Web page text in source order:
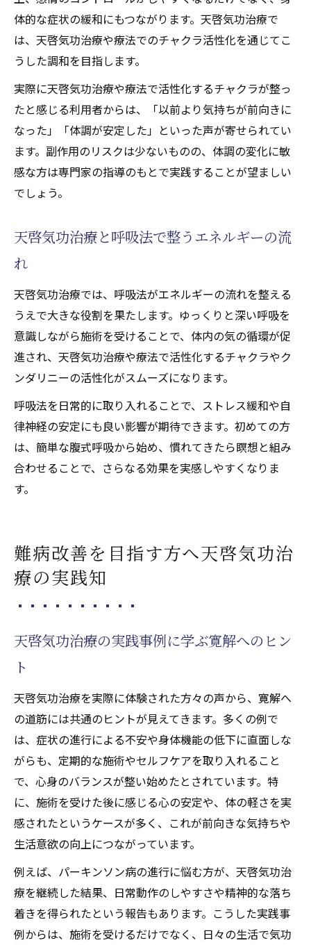
体的な症状の緩和にもつながります。天啓気功治療で
は、天啓気功治療や療法でのチャクラ活性化を通じてこ
うした調和を目指します。
実際に天啓気功治療や療法で活性化するチャクラが整っ
たと感じる利用者からは、「以前より気持ちが前向きに
なった」「体調が安定した」といった声が寄せられてい
ます。副作用のリスクは少ないものの、体調の変化に敏
感な方は専門家の指導のもとで実践することが望ましい
でしょう。
天啓気功治療と呼吸法で整うエネルギーの流
れ
天啓気功治療では、呼吸法がエネルギーの流れを整える
うえで大きな役割を果たします。ゆっくりと深い呼吸を
意識しながら施術を受けることで、体内の気の循環が促
進され、天啓気功治療や療法で活性化するチャクラやク
ンダリニーの活性化がスムーズになります。
呼吸法を日常的に取り入れることで、ストレス緩和や自
律神経の安定にも良い影響が期待できます。初めての方
は、簡単な腹式呼吸から始め、慣れてきたら瞑想と組み
合わせることで、さらなる効果を実感しやすくなりま
す。
難病改善を目指す方へ天啓気功治
療の実践知
天啓気功治療の実践事例に学ぶ寛解へのヒン
ト
天啓気功治療を実際に体験された方々の声から、寛解へ
の道筋には共通のヒントが見えてきます。多くの例で
は、症状の進行による不安や身体機能の低下に直面しな
がらも、定期的な施術やセルフケアを取り入れること
で、心身のバランスが整い始めたとされています。特
に、施術を受けた後に感じる心の安定や、体の軽さを実
感されたというケースが多く、これが前向きな気持ちや
生活意欲の向上につながっています。
例えば、パーキンソン病の進行に悩む方が、天啓気功治
療を継続した結果、日常動作のしやすさや精神的な落ち
着きを得られたという報告もあります。こうした実践事
例からは、施術を受けるだけでなく、日々の生活で気功